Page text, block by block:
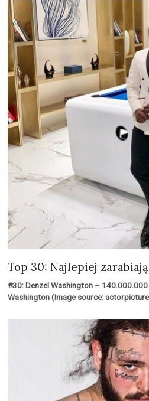
Top 30: Najlepiej
#30: Denzel Washington –
Washington (Image source: